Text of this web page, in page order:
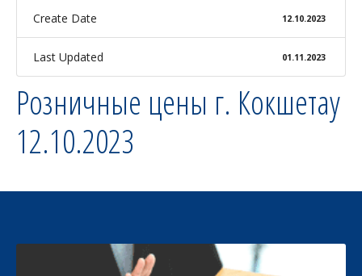
Create Date 12.10.2023
Last Updated 01.11.2023
Розничные цены г. Кокшетау
12.10.2023